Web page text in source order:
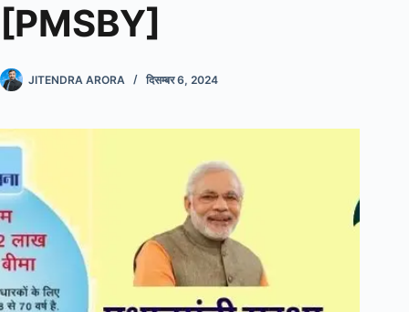
[PMSBY]
JITENDRA ARORA दिसम्बर 6, 2024